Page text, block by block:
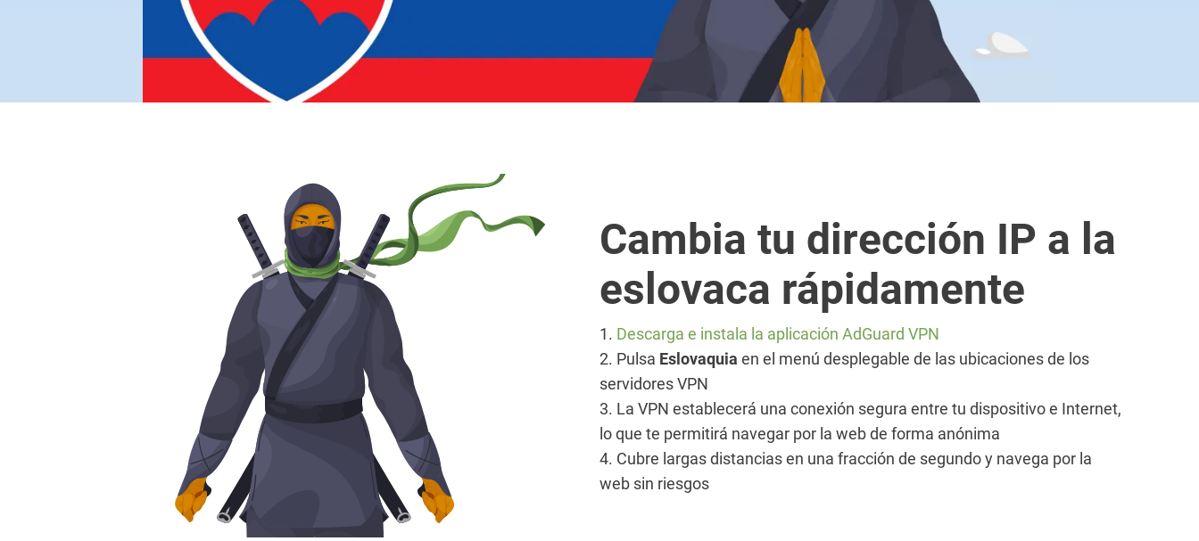
Cambia tu dirección IP a la
eslovaca rápidamente
1. Descarga e instala la aplicación AdGuard VPN
2. Pulsa Eslovaquia en el menú desplegable de las ubicaciones de los
servidores VPN
3. La VPN establecerá una conexión segura entre tu dispositivo e Internet,
lo que te permitirá navegar por la web de forma anónima
4. Cubre largas distancias en una fracción de segundo y navega por la
web sin riesgos